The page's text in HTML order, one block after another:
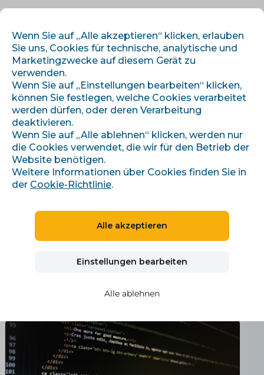
Úvod› Artikel und Informationen
Co je to technické SEO a jak jej využít pro optimalizaci webu
jak jej využít pro
optimalizaci webu
5 Lesezeit
Wenn Sie auf „Alle akzeptieren“ klicken, erlauben
Sie uns, Cookies für technische, analytische und
Marketingzwecke auf diesem Gerät zu
verwenden.
Wenn Sie auf „Einstellungen bearbeiten“ klicken,
können Sie festlegen, welche Cookies verarbeitet
werden dürfen, oder deren Verarbeitung
deaktivieren.
Wenn Sie auf „Alle ablehnen“ klicken, werden nur
die Cookies verwendet, die wir für den Betrieb der
Website benötigen.
Weitere Informationen über Cookies finden Sie in
der Cookie-Richtlinie.
Alle akzeptieren
Einstellungen bearbeiten
Alle ablehnen